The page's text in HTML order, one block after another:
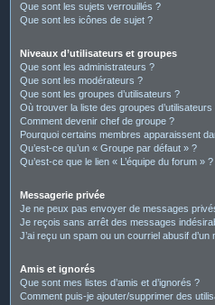
Que sont les sujets verrouillés ?
Que sont les icônes de sujet ?
Niveaux d’utilisateurs et groupes
Que sont les administrateurs ?
Que sont les modérateurs ?
Que sont les groupes d’utilisateurs ?
Où trouver la liste des groupes
Comment devenir chef de groupe ?
Pourquoi certains membres apparaissent
Qu’est-ce qu’un « Groupe par défaut » ?
Qu’est-ce que le lien « L’équipe du forum » ?
Messagerie privée
Je ne peux pas envoyer de messages
Je reçois sans arrêt des messages
J’ai reçu un spam ou un courriel abusif
Amis et ignorés
Que sont mes listes d’amis et d’ignorés ?
Comment puis-je ajouter/supprimer des